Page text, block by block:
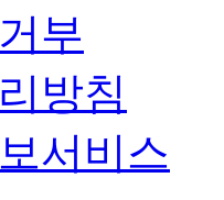
부
방침
서비스